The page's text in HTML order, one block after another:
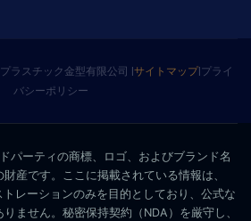
ラスチック金型有限公司 |サイトマップ|プライ
バシーポリシー
パーティの商標、ロゴ、およびブランド名
産です。ここに掲載されている情報は、
レーションのみを目的としており、公式な
ません。秘密保持契約（NDA）を厳守し、